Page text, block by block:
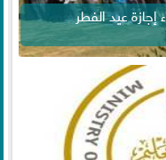
عيد الفطر